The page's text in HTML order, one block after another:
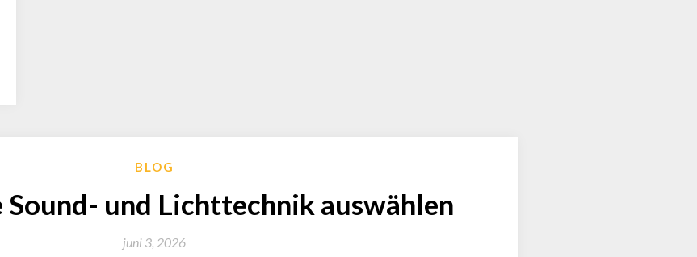
BLOG
und Lichttechnik auswählen
juni 3, 2026